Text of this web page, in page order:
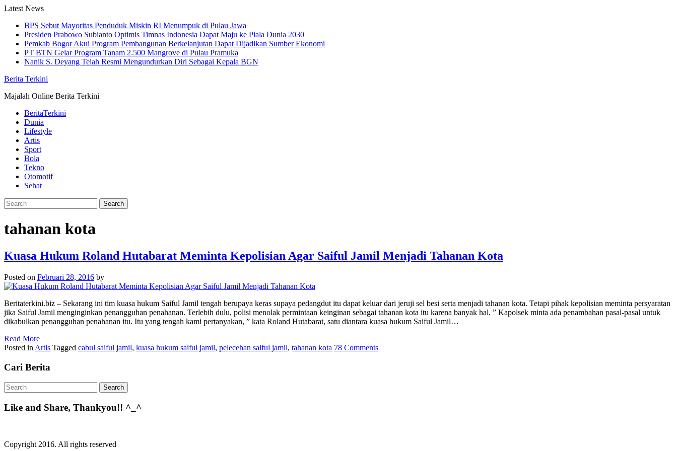
Skip
content
Latest News
BPS Sebut Mayoritas Penduduk Miskin RI Menumpuk di Pulau Jawa
Presiden Prabowo Subianto Optimis Timnas Indonesia Dapat Maju ke Piala Dunia 2030
Pemkab Bogor Akui Program Pembangunan Berkelanjutan Dapat Dijadikan Sumber Ekonomi
PT BTN Gelar Program Tanam 2.500 Mangrove di Pulau Pramuka
Nanik S. Deyang Telah Resmi Mengundurkan Diri Sebagai Kepala BGN
Berita Terkini
Majalah Online Berita Terkini
BeritaTerkini
Dunia
Lifestyle
Artis
Sport
Bola
Tekno
Otomotif
Sehat
tahanan kota
Kuasa Hukum Roland Hutabarat Meminta Kepolisian Agar Saiful Jamil Menjadi Tahanan Kota
Posted on Februari 28, 2016 by
Beritaterkini.biz – Sekarang ini tim kuasa hukum Saiful Jamil tengah berupaya keras supaya pedangdut itu dapat keluar dari jeruji sel besi serta menjadi tahanan kota. Tetapi pihak kepolisian meminta persyaratan
jika Saiful Jamil menginginkan penangguhan penahanan. Terlebih dulu, polisi menolak permintaan keinginan sebagai tahanan kota itu karena banyak hal. ” Kapolsek minta ada penambahan pasal-pasal untuk
dikabulkan penangguhan penahanan itu. Itu yang tengah kami pertanyakan, ” kata Roland Hutabarat, satu diantara kuasa hukum Saiful Jamil…
Read More
Posted in Artis Tagged cabul saiful jamil, kuasa hukum saiful jamil, pelecehan saiful jamil, tahanan kota 78 Comments
Cari Berita
Like and Share, Thankyou!! ^_^
Copyright 2016. All rights reserved